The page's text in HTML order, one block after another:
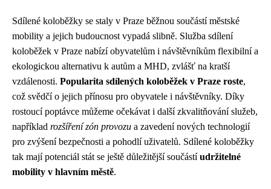
Sdílené koloběžky se staly v Praze běžnou součástí městské
mobility a jejich budoucnost vypadá slibně. Služba sdílení
koloběžek v Praze nabízí obyvatelům i návštěvníkům flexibilní a
ekologickou alternativu k autům a MHD, zvlášť na kratší
vzdálenosti. Popularita sdílených koloběžek v Praze roste,
což svědčí o jejich přínosu pro obyvatele i návštěvníky. Díky
rostoucí poptávce můžeme očekávat i další zkvalitňování služeb,
například rozšíření zón provozu a zavedení nových technologií
pro zvýšení bezpečnosti a pohodlí uživatelů. Sdílené koloběžky
tak mají potenciál stát se ještě důležitější součástíudržitelné
mobility v hlavním městě.